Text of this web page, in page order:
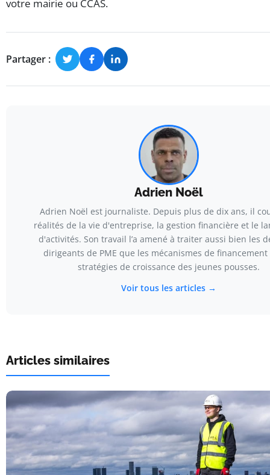
votre mairie ou CCAS.
Partager :
Adrien Noël
Adrien Noël est journaliste. Depuis plus de dix ans, il
réalités de la vie d'entreprise, la gestion financière et le
d'activités. Son travail l’a amené à traiter aussi bien les
dirigeants de PME que les mécanismes de financement
stratégies de croissance des jeunes pousses.
Voir tous les articles →
Articles similaires